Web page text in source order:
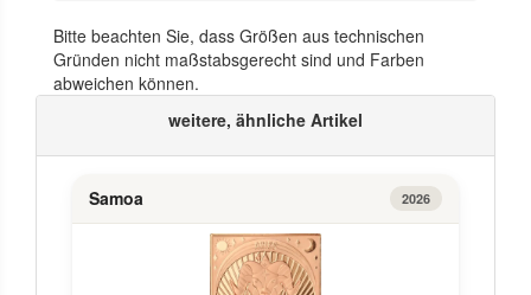
Bitte beachten Sie, dass Größen aus technischen
Gründen nicht maßstabsgerecht sind und Farben
abweichen können.
weitere, ähnliche Artikel
Samoa 2026